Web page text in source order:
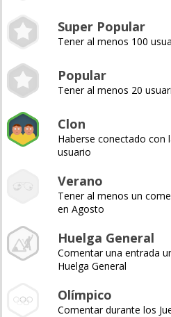
Super Popular
Tener al menos 100
Popular
Tener al menos 20
Clon
Haberse conectado con
usuario
Verano
Tener al menos un
en Agosto
Huelga General
Comentar una entrada
Huelga General
Olímpico
Comentar durante los